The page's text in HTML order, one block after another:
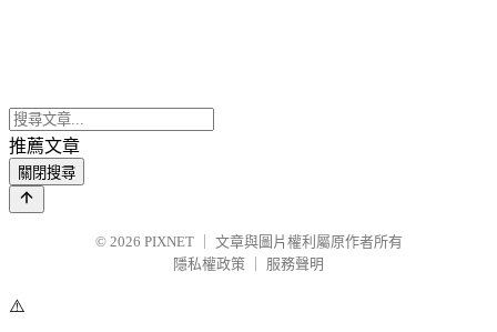
推薦文章
關閉搜尋
© 2026 PIXNET
文章與圖片權利屬原作者所有
隱私權政策
服務聲明
⚠️